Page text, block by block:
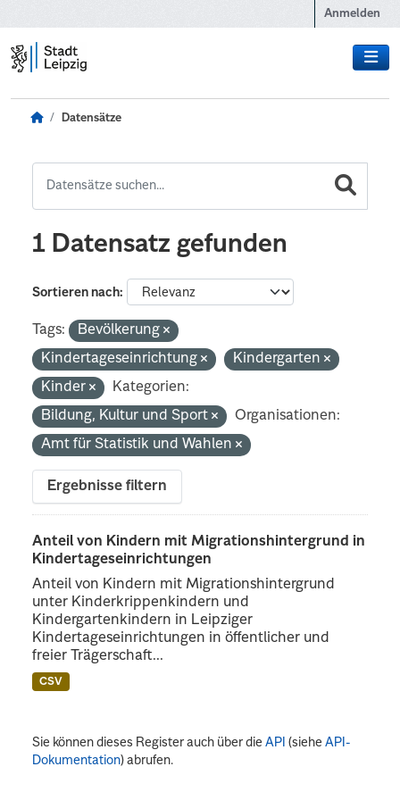
Anmelden
Datensätze
1 Datensatz gefunden
Sortieren nach
Tags:
Bevölkerung
Kindertageseinrichtung
Kindergarten
Kinder
Kategorien:
Bildung, Kultur und Sport
Organisationen:
Amt für Statistik und Wahlen
Ergebnisse filtern
Anteil von Kindern mit Migrationshintergrund in
Kindertageseinrichtungen
Anteil von Kindern mit Migrationshintergrund
unter Kinderkrippenkindern und
Kindergartenkindern in Leipziger
Kindertageseinrichtungen in öffentlicher und
freier Trägerschaft...
CSV
Sie können dieses Register auch über dieAPI (sieheAPI-
Dokumentation) abrufen.